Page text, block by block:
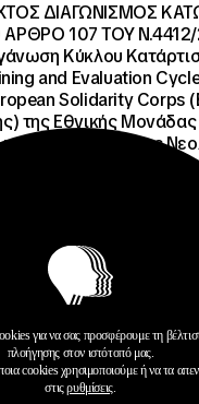
ΔΙΑΓΩΝΙΣΜΟΣ
107 ΤΟΥ
Κύκλου
and Evaluation
Solidarity Corps
της Εθνικής Μονάδας
Erasmus+/Τομέας
Σώμα
€ μη
του Φ.Π.Α. ΦΠΑ
€.
για να σας προσφέρουμε τη
πλοήγησης στον ιστότοπό μας.
cookies χρησιμοποιούμε ή να τα
στιςρυθμίσεις.